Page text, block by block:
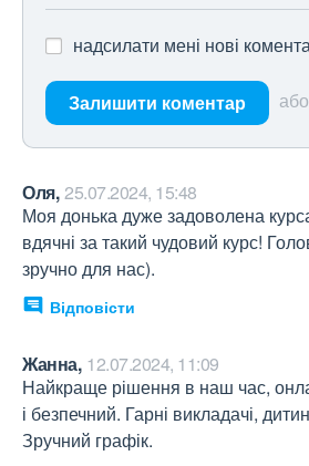
надсилати мені нові
Залишити коментар або
Оля, 25.07.2024, 15:48
Моя донька дуже задоволена
вдячні за такий чудовий курс!
зручно для нас).
Відповісти
Жанна, 12.07.2024, 11:09
Найкраще рішення в наш час,
і безпечний. Гарні викладачі,
Зручний графік.